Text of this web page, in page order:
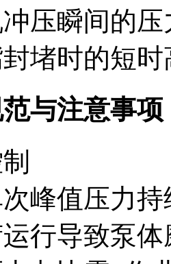
压瞬间的
堵时的短
与注意事项‌
峰值压力
行导致泵